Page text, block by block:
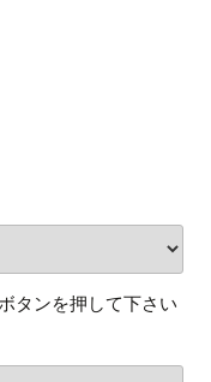
タンを押して下さい